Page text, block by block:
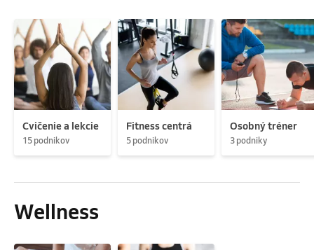
Cvičenie a lekcie
15 podnikov
Fitness centrá
5 podnikov
Osobný tréner
3 podniky
Wellness